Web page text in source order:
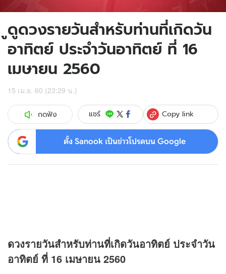
ูดูดวงรายวันสำหรับท่านที่เกิดวัน
อาทิตย์ ประจำวันอาทิตย์ ที่ 16
เมษายน 2560
15 เม.ย. 60 (23:29 น.)
กดฟัง แชร์ Copy link
ตั้ง Sanook เป็นข่าวโปรดบน Google
ดวงรายวันสำหรับท่านที่เกิดวันอาทิตย์ ประจำวัน
อาทิตย์ ที่ 16 เมษายน 2560